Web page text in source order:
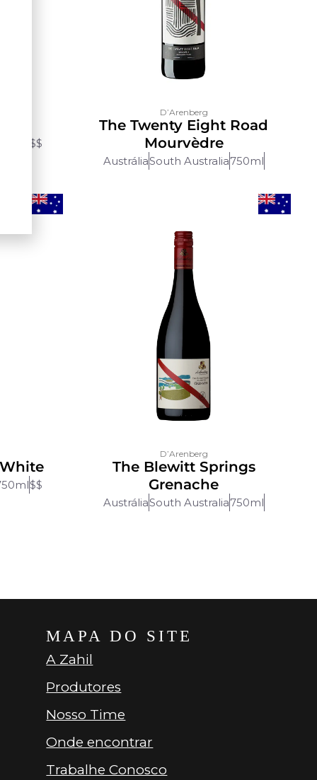
$$
D’Arenberg
The Twenty Eight Road
Mourvèdre
AustráliaSouth Australia750ml
$$
D’Arenberg
The Blewitt Springs
Grenache
AustráliaSouth Australia750ml
MAPA DO SITE
A Zahil
Produtores
Nosso Time
Onde encontrar
Trabalhe Conosco